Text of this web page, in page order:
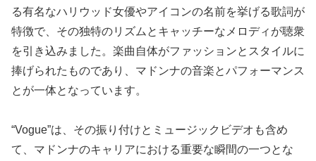
る有名なハリウッド女優やアイコンの名前を挙げる歌詞が
特徴で、その独特のリズムとキャッチーなメロディが聴衆
を引き込みました。楽曲自体がファッションとスタイルに
捧げられたものであり、マドンナの音楽とパフォーマンス
とが一体となっています。
“Vogue”は、その振り付けとミュージックビデオも含め
て、マドンナのキャリアにおける重要な瞬間の一つとな